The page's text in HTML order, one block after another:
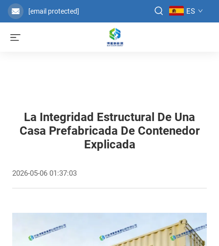
[email protected] ES
La Integridad Estructural De Una
Casa Prefabricada De Contenedor
Explicada
2026-05-06 01:37:03